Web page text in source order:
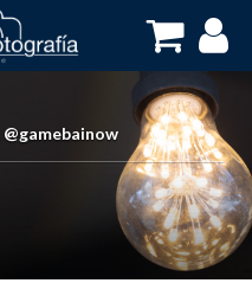
@gamebainow